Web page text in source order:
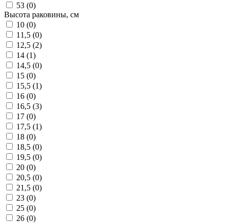
53 (0)
Высота раковины, см
10 (0)
11,5 (0)
12,5 (2)
14 (1)
14,5 (0)
15 (0)
15,5 (1)
16 (0)
16,5 (3)
17 (0)
17,5 (1)
18 (0)
18,5 (0)
19,5 (0)
20 (0)
20,5 (0)
21,5 (0)
23 (0)
25 (0)
26 (0)